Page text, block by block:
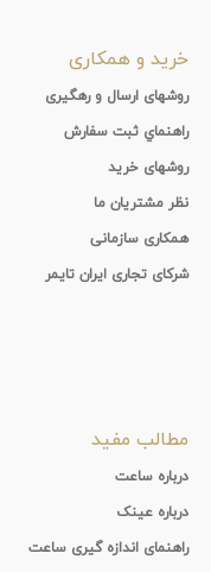
خرید و همکاری
روشهای ارسال و رهگیری
راهنماي ثبت سفارش
روشهای خرید
نظر مشتریان ما
همکاری سازمانی
شرکای تجاری ایران تایمر
مطالب مفید
درباره ساعت
درباره عینک
راهنمای اندازه گیری ساعت